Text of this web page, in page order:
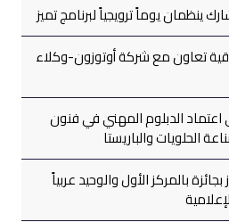
يوماً ترويجياً لبرنامج تميز
تعاون مع شركة أوتوزون-وكلاء
الدبلوم المهني في فنون
الحلويات والباريستا
بالمركز الأول والوحيد عربياً